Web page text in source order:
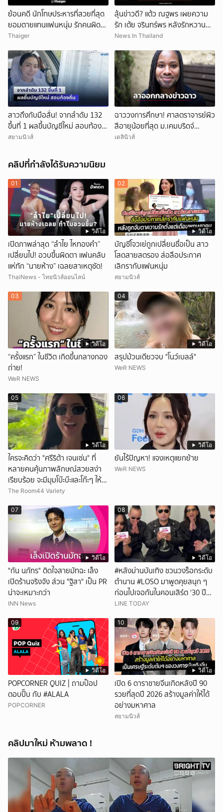
ย้อนคดี นักโทษประหารที่สวยที่สุด
ยอมตายแทนแฟนหนุ่ม รักคนผิด
ชีวิตดิ่งเหว
Thaiger
ลุ้นข่าวดี? แต้ว ณฐพร เผยความ
รัก เต้ย จรินทร์พร หลังรักหวานฉ่ำ
หนุ่มต่างชาติ
News In Thailand
สาวถึงกับมือสั่น! จากลำดับ 132
ขึ้นที่ 1 ผลขึ้นบัญชีใหม่ สอบท้อง
ถิ่น
สยามนิวส์
ฉาววงการศึกษา! ศาสตราจารย์ผิว
สีอายุน้อยที่สุด ม.เคมบริดจ์
ประกาศลาออกหลังเผชิญข้อกล่าว
เดลินิวส์
คลิปที่กำลังได้รับความนิยม
วิดีโอ
01
เปิดภาพล่าสุด “ลำไย ไหทองคำ”
เปลี่ยนไป! อวบขึ้นผิดตา แฟนคลับ
แห่ทัก “นายห้าง” เฉลยสาเหตุชัด!
ThaiNews - ไทยนิวส์ออนไลน์
วิดีโอ
02
บัญชีโจวเย่ถูกเปลี่ยนชื่อเป็น สาว
โสดสายสตรอง ส่อลือประกาศ
เลิกรากับแฟนหนุ่ม
สยามนิวส์
วิดีโอ
03
“ครั้งแรก” ในชีวิต เกิดขึ้นกลางกอง
ถ่าย!
WeR NEWS
วิดีโอ
04
สรุปม้วนเดียวจบ "โนว์เบลล์"
WeR NEWS
วิดีโอ
05
ใครจะคิดว่า "ศรีริต้า เจนเซ่น" ที่
หลายคนคุ้นภาพลักษณ์สวยสง่า
เรียบร้อย จะมีมุมโบ๊ะบ๊ะและโก๊ะๆ ให้ได้
อมยิ้มเหมือนกัน งานนี้ทำเอาแฟนๆ
The Room44 Variety
วิดีโอ
06
ยันไร้ปัญหา! แจงเหตุแยกย้าย
WeR NEWS
วิดีโอ
07
"กัน นภัทร" ติดใจสายมัทฉะ เล็ง
เปิดร้านจริงจัง ส่วน "ฐิสา" เป็น PR
น่าจะเหมาะกว่า
INN News
วิดีโอ
08
#หลังม่านบันเทิง ชวนวงร็อกระดับ
ตำนาน #LOSO มาพูดคุยสนุก ๆ
ก่อนไปเจอกันในคอนเสิร์ต '30 ปี
LOSO นานเท่าไรก็รอ'
LINE TODAY
วิดีโอ
09
POPCORNER QUIZ | ถามป็อป
ตอบปั๊บ กับ #ALALA
POPCORNER
วิดีโอ
10
เปิด 6 ดาราชายจีนเกิดหลังปี 90
รวยที่สุดปี 2026 สร้างมูลค่าให้ได้
อย่างมหาศาล
สยามนิวส์
คลิปมาใหม่ ห้ามพลาด !